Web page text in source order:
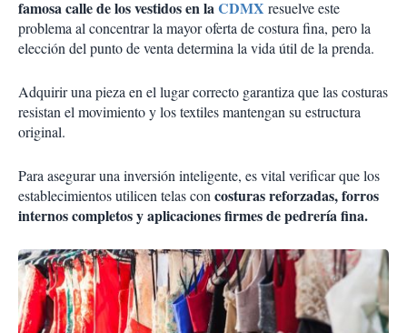
famosa calle de los vestidos en laCDMX resuelve este
problema al concentrar la mayor oferta de costura fina, pero la
elección del punto de venta determina la vida útil de la prenda.
Adquirir una pieza en el lugar correcto garantiza que las costuras
resistan el movimiento y los textiles mantengan su estructura
original.
Para asegurar una inversión inteligente, es vital verificar que los
establecimientos utilicen telas concosturas reforzadas, forros
internos completos y aplicaciones firmes de pedrería fina.